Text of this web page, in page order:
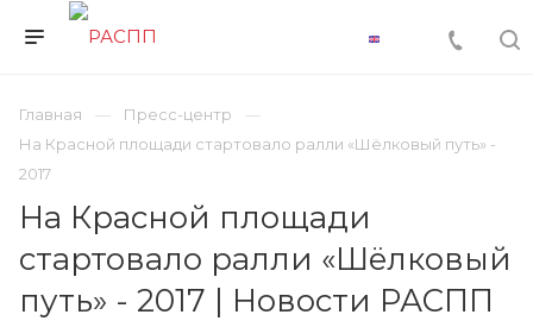
Главная
Пресс-центр
На Красной площади стартовало ралли «Шёлковый путь» -
2017
На Красной площади
стартовало ралли «Шёлковый
путь» - 2017 | Новости РАСПП